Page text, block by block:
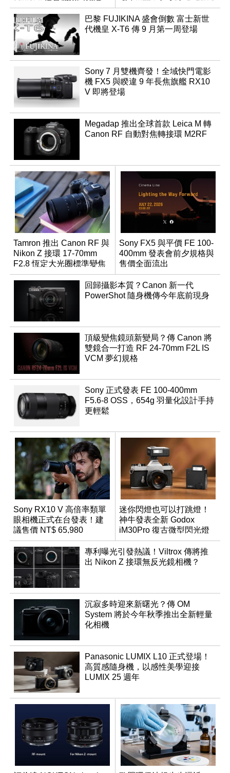
領銜換裝
巴黎 FUJIKINA 盛會倒數 富士新世
代機皇 X-T6 傳 9 月第一周登場
Sony 7 月雙機齊發！全域快門電影
機 FX5 與睽違 9 年長焦旗艦 RX10
V 即將登場
Megadap 推出全球首款 Leica M 轉
Canon RF 自動對焦轉接環 M2RF
Tamron 推出 Canon RF 與
Nikon Z 接環 17-70mm
F2.8 恆定大光圈標準變焦
鏡
Sony FX5 與平價 FE 100-
400mm 發表會前夕規格與
售價全面流出
回歸攝影本質？Canon 新一代
PowerShot 隨身機傳今年底前現身
頂級變焦鏡頭新變局？傳 Canon 將
雙鏡合一打造 RF 24-70mm F2L IS
VCM 夢幻規格
Sony 正式發表 FE 100-400mm
F5.6-8 OSS，654g 羽量化設計手持
更輕鬆
Sony RX10 V 高倍率類單
眼相機正式在台發表！建
議售價 NT$ 65,980
迷你閃燈也可以打跳燈！
神牛發表全新 Godox
iM30Pro 復古微型閃光燈
專利曝光引發熱議！Viltrox 傳將推
出 Nikon Z 接環無反光鏡相機？
沉寂多時迎來新曙光？傳 OM
System 將於今年秋季推出全新輕量
化相機
Panasonic LUMIX L10 正式登場！
高質感隨身機，以感性美學迎接
LUMIX 25 週年